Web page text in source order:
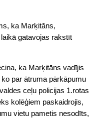
ka Marķitāns,
gatavojas rakstīt
ka Marķitāns vadījis
par ātruma pārkāpumu
ceļu policijas 1.rotas
kolēģiem paskaidrojis,
vietu pametis nesodīts,